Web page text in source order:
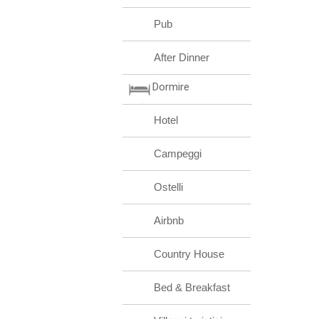
Pub
After Dinner
Dormire
Hotel
Campeggi
Ostelli
Airbnb
Country House
Bed & Breakfast